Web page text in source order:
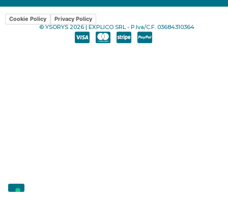
Cookie Policy
Privacy Policy
© YSORYS 2026 | EXPLICO SRL - P.Iva/C.F. 03684310364